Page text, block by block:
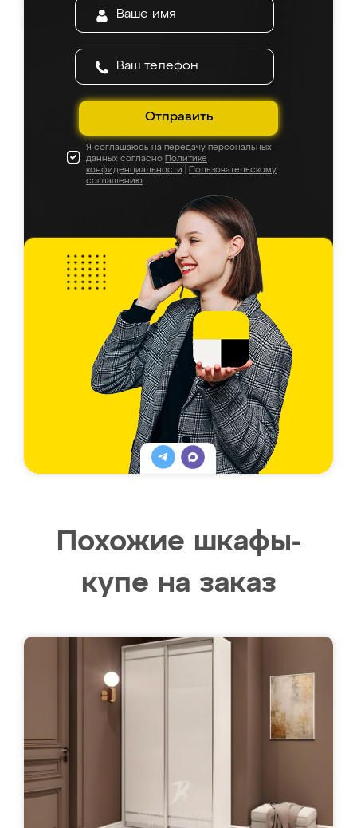
Отправить
Я соглашаюсь на передачу персональных
данных согласно Политике
конфиденциальности
Пользовательскому
соглашению
Похожие шкафы-
купе на заказ